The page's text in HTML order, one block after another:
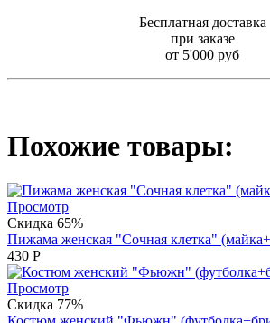
Бесплатная доставка
при заказе
от 5'000 руб
Похожие товары:
Просмотр
Скидка 65%
Пижама женская "Сочная клетка"
430 Р
Просмотр
Скидка 77%